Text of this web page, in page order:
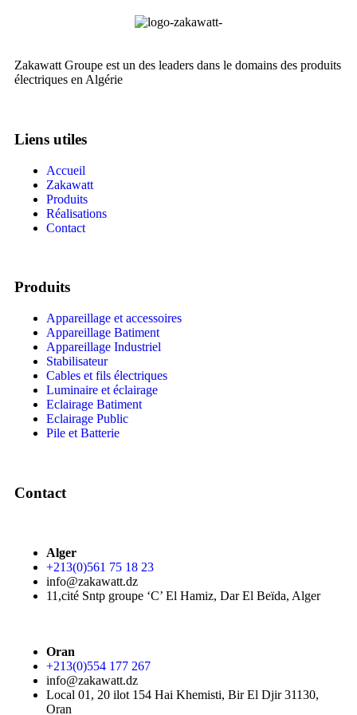
Zakawatt Groupe est un des leaders dans le domains des produits
électriques en Algérie
Liens utiles
Accueil
Zakawatt
Produits
Réalisations
Contact
Produits
Appareillage et accessoires
Appareillage Batiment
Appareillage Industriel
Stabilisateur
Cables et fils électriques
Luminaire et éclairage
Eclairage Batiment
Eclairage Public
Pile et Batterie
Contact
Alger
+213(0)561 75 18 23
info@zakawatt.dz
11,cité Sntp groupe ‘C’ El Hamiz, Dar El Beïda, Alger
Oran
+213(0)554 177 267
info@zakawatt.dz
Local 01, 20 ilot 154 Hai Khemisti, Bir El Djir 31130,
Oran